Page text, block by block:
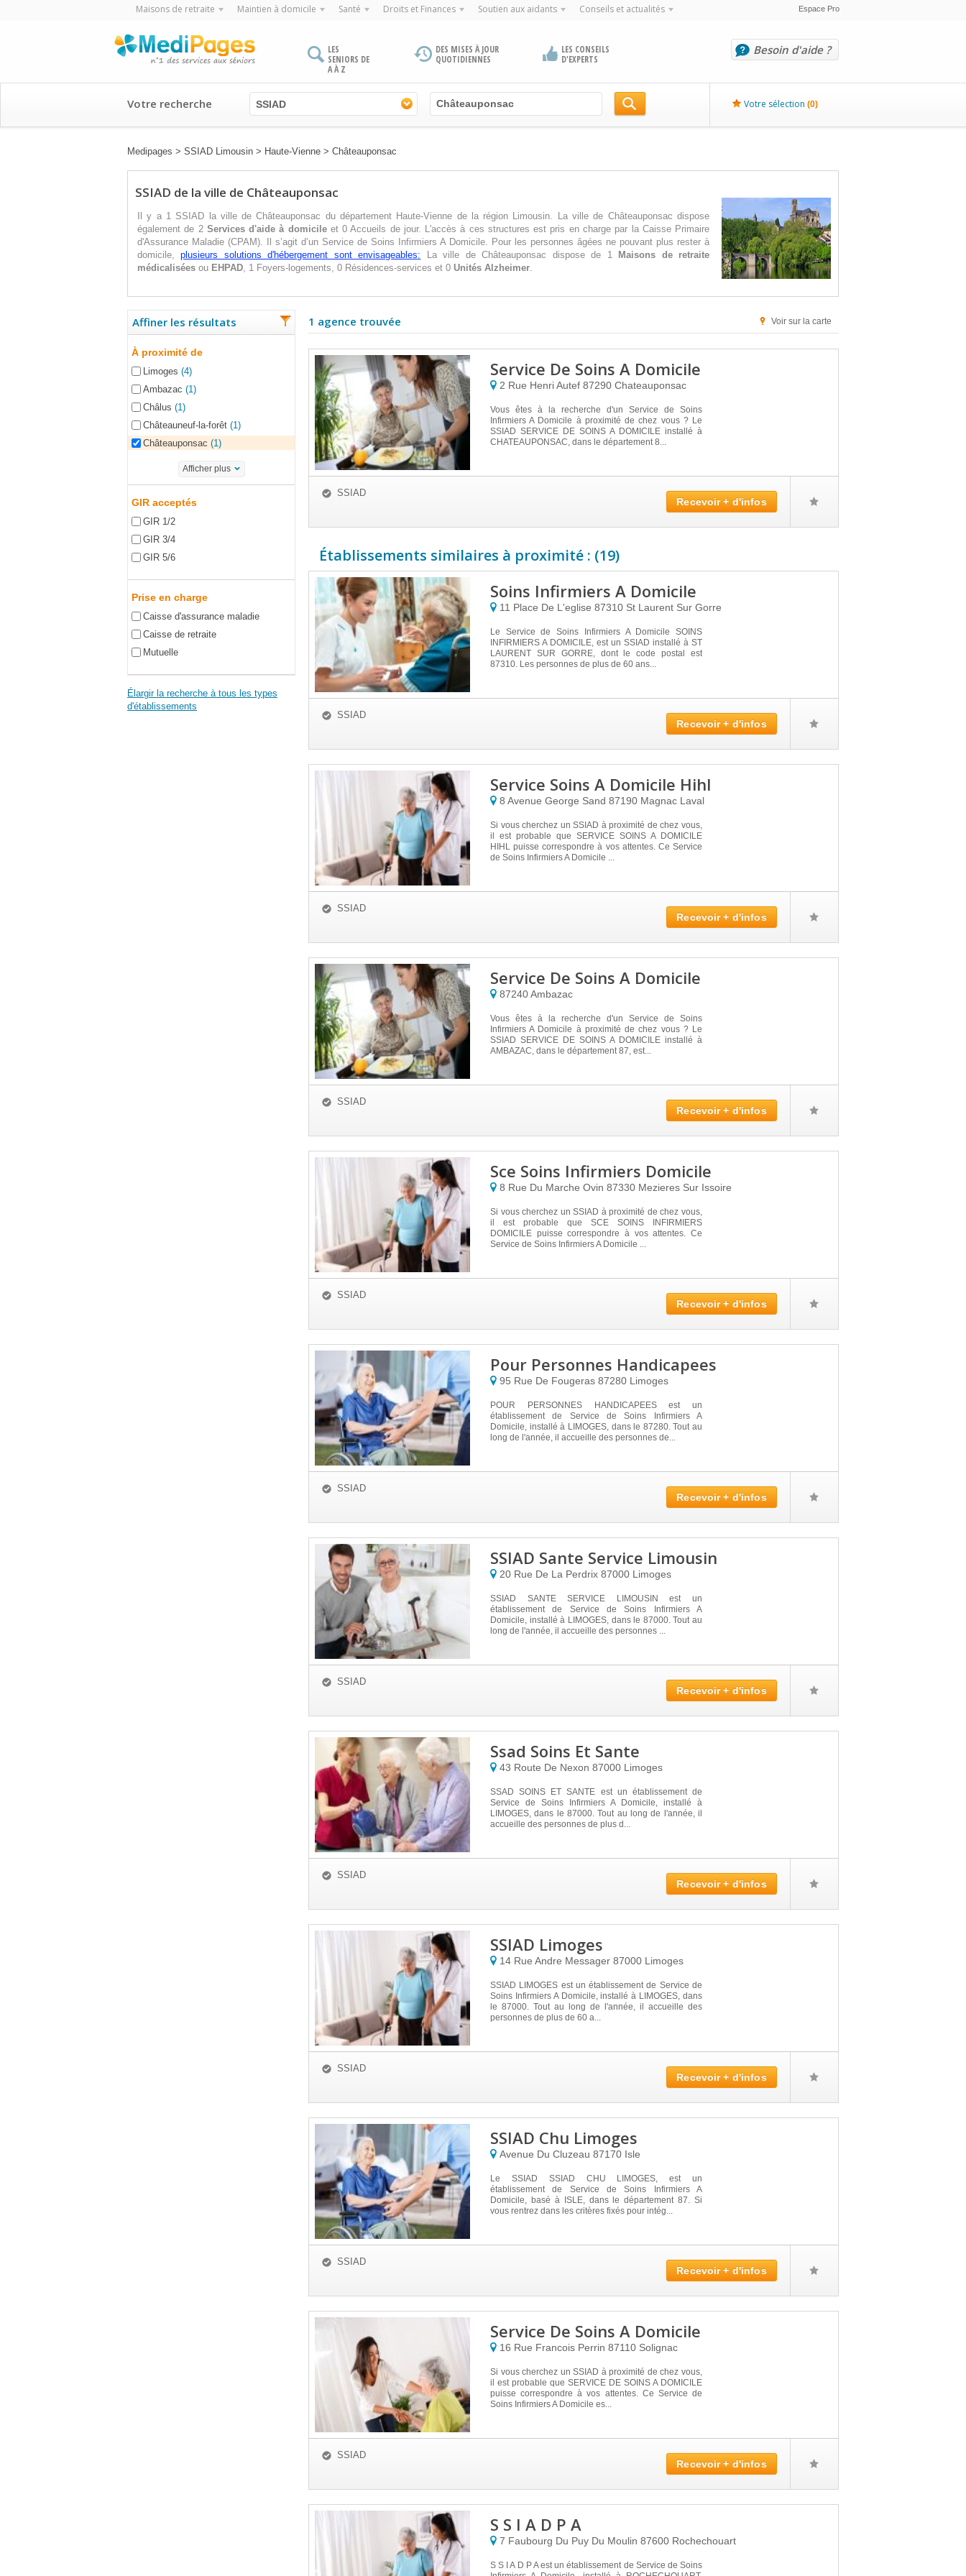
Maisons de retraite Maintien à domicile Santé Droits et Finances Soutien aux aidants Conseils et actualités Espace Pro
LES
SENIORS DE
A À Z
DES MISES À JOUR
QUOTIDIENNES
LES CONSEILS
D'EXPERTS
Besoin d'aide ?
Votre recherche SSIAD Votre sélection (0)
Medipages > SSIAD Limousin > Haute-Vienne > Châteauponsac
SSIAD de la ville de Châteauponsac
Il y a 1 SSIAD la ville de Châteauponsac du département Haute-Vienne de la région Limousin. La ville de Châteauponsac dispose
également de 2 Services d'aide à domicileet 0 Accueils de jour. L'accès à ces structures est pris en charge par la Caisse Primaire
d'Assurance Maladie (CPAM). Il s’agit d’un Service de Soins Infirmiers A Domicile. Pour les personnes âgées ne pouvant plus rester à
domicile,plusieurs solutions d'hébergement sont envisageables: La ville de Châteauponsac dispose de 1
Maisons de retraite
médicalisées ou EHPAD, 1 Foyers-logements, 0 Résidences-services et 0 Unités Alzheimer.
Affiner les résultats
À proximité de
Limoges (4)
Ambazac (1)
Châlus (1)
Châteauneuf-la-forêt (1)
Châteauponsac (1)
Afficher plus
GIR acceptés
GIR 1/2
GIR 3/4
GIR 5/6
Prise en charge
Caisse d'assurance maladie
Caisse de retraite
Mutuelle
Élargir la recherche à tous les types
d'établissements
1 agence trouvée Voir sur la carte
Service De Soins A Domicile
2 Rue Henri Autef 87290 Chateauponsac
Vous êtes à la recherche d'un Service de Soins
Infirmiers A Domicile à proximité de chez vous ? Le
SSIAD SERVICE DE SOINS A DOMICILE installé à
CHATEAUPONSAC, dans le département 8...
SSIAD
Recevoir + d'infos
Établissements similaires à proximité : (19)
Soins Infirmiers A Domicile
11 Place De L'eglise 87310 St Laurent Sur Gorre
Le Service de Soins Infirmiers A Domicile SOINS
INFIRMIERS A DOMICILE, est un SSIAD installé à ST
LAURENT SUR GORRE, dont le code postal est
87310. Les personnes de plus de 60 ans...
SSIAD
Recevoir + d'infos
Service Soins A Domicile Hihl
8 Avenue George Sand 87190 Magnac Laval
Si vous cherchez un SSIAD à proximité de chez vous,
il est probable que SERVICE SOINS A DOMICILE
HIHL puisse correspondre à vos attentes. Ce Service
de Soins Infirmiers A Domicile ...
SSIAD
Recevoir + d'infos
Service De Soins A Domicile
87240Ambazac
Vous êtes à la recherche d'un Service de Soins
Infirmiers A Domicile à proximité de chez vous ? Le
SSIAD SERVICE DE SOINS A DOMICILE installé à
AMBAZAC, dans le département 87, est...
SSIAD
Recevoir + d'infos
Sce Soins Infirmiers Domicile
8 Rue Du Marche Ovin 87330 Mezieres Sur Issoire
Si vous cherchez un SSIAD à proximité de chez vous,
il est probable que SCE SOINS INFIRMIERS
DOMICILE puisse correspondre à vos attentes. Ce
Service de Soins Infirmiers A Domicile ...
SSIAD
Recevoir + d'infos
Pour Personnes Handicapees
95 Rue De Fougeras 87280 Limoges
POUR PERSONNES HANDICAPEES est un
établissement de Service de Soins Infirmiers A
Domicile, installé à LIMOGES, dans le 87280. Tout au
long de l'année, il accueille des personnes de...
SSIAD
Recevoir + d'infos
SSIAD Sante Service Limousin
20 Rue De La Perdrix 87000 Limoges
SSIAD SANTE SERVICE LIMOUSIN est un
établissement de Service de Soins Infirmiers A
Domicile, installé à LIMOGES, dans le 87000. Tout au
long de l'année, il accueille des personnes ...
SSIAD
Recevoir + d'infos
Ssad Soins Et Sante
43 Route De Nexon 87000 Limoges
SSAD SOINS ET SANTE est un établissement de
Service de Soins Infirmiers A Domicile, installé à
LIMOGES, dans le 87000. Tout au long de l'année, il
accueille des personnes de plus d...
SSIAD
Recevoir + d'infos
SSIAD Limoges
14 Rue Andre Messager 87000 Limoges
SSIAD LIMOGES est un établissement de Service de
Soins Infirmiers A Domicile, installé à LIMOGES, dans
le 87000. Tout au long de l'année, il accueille des
personnes de plus de 60 a...
SSIAD
Recevoir + d'infos
SSIAD Chu Limoges
Avenue Du Cluzeau 87170 Isle
Le SSIAD SSIAD CHU LIMOGES, est un
établissement de Service de Soins Infirmiers A
Domicile, basé à ISLE, dans le département 87. Si
vous rentrez dans les critères fixés pour intég...
SSIAD
Recevoir + d'infos
Service De Soins A Domicile
16 Rue Francois Perrin 87110 Solignac
Si vous cherchez un SSIAD à proximité de chez vous,
il est probable que SERVICE DE SOINS A DOMICILE
puisse correspondre à vos attentes. Ce Service de
Soins Infirmiers A Domicile es...
SSIAD
Recevoir + d'infos
S S I A D P A
7 Faubourg Du Puy Du Moulin 87600 Rochechouart
S S I A D P A est un établissement de Service de Soins